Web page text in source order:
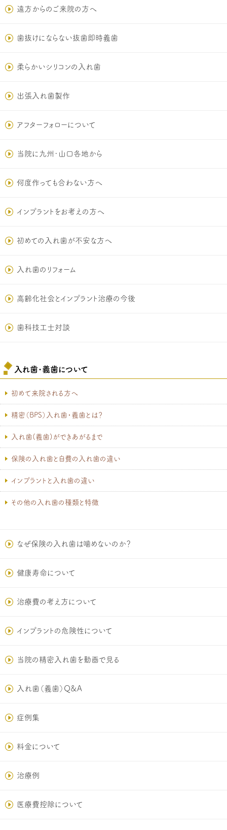
遠方からのご来院の方へ
歯抜けにならない抜歯即時義歯
柔らかいシリコンの入れ歯
出張入れ歯製作
アフターフォローについて
当院に九州･山口各地から
何度作っても合わない方へ
インプラントをお考えの方へ
初めての入れ歯が不安な方へ
入れ歯のリフォーム
高齢化社会とインプラント治療の今後
歯科技工士対談
入れ歯･義歯について
初めて来院される方へ
精密（BPS）入れ歯・義歯とは？
入れ歯(義歯)ができあがるまで
保険の入れ歯と自費の入れ歯の違い
インプラントと入れ歯の違い
その他の入れ歯の種類と特徴
なぜ保険の入れ歯は噛めないのか？
健康寿命について
治療費の考え方について
インプラントの危険性について
当院の精密入れ歯を動画で見る
入れ歯（義歯）Q&A
症例集
料金について
治療例
医療費控除について